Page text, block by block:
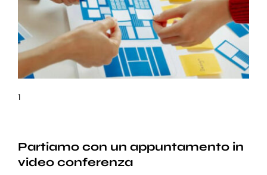
1
Partiamo con un appuntamento in
video conferenza